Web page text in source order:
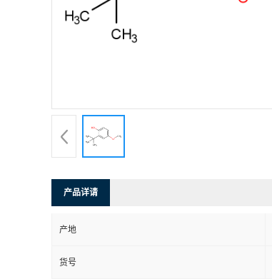
产品详请
产地
货号